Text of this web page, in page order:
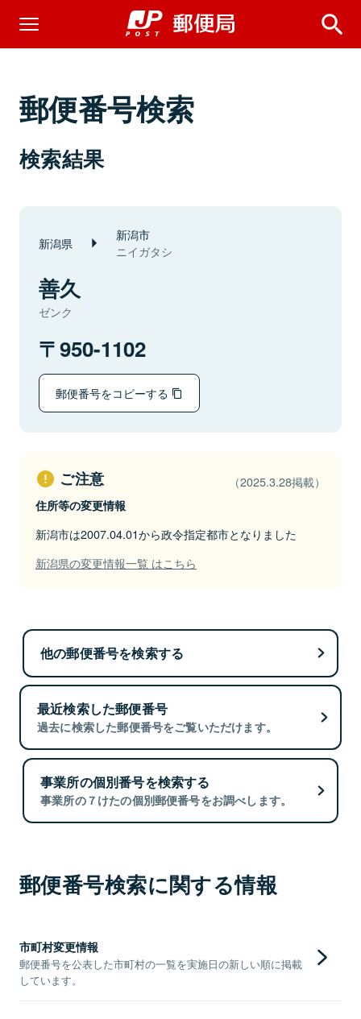
郵便番号検索
検索結果
新潟県 新潟市
ニイガタシ
善久
ゼンク
950-1102
郵便番号をコピーする
ご注意 （2025.3.28掲載）
住所等の変更情報
新潟市は2007.04.01から政令指定都市となりました
新潟県の変更情報一覧 はこちら
他の郵便番号を検索する
最近検索した郵便番号
過去に検索した郵便番号をご覧いただけます。
事業所の個別番号を検索する
事業所の７けたの個別郵便番号をお調べします。
郵便番号検索に関する情報
市町村変更情報
郵便番号を公表した市町村の一覧を実施日の新しい順に掲載
しています。